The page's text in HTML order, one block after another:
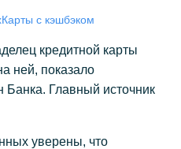
Карты с кэшбэком
кредитной карты
ней, показало
Главный источник
уверены, что